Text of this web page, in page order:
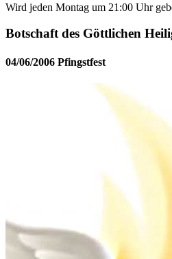
Wird jeden Montag um 21:00 Uhr
Botschaft des Göttlichen
04/06/2006 Pfingstfest